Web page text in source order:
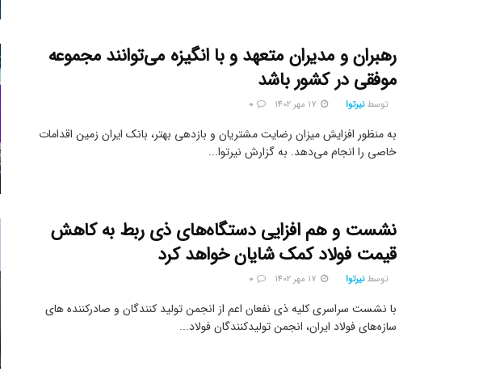
رهبران و مدیران متعهد و با انگیزه می‌توانند مجموعه
موفقی در کشور باشد
توسط نیرتوا
به منظور افزایش میزان رضایت مشتریان و بازدهی بهتر، بانک ایران زمین اقدامات
خاصی را انجام می‌دهد. به گزارش نیرتوا...
نشست و هم افزایی دستگاه‌های ذی ربط به کاهش
قیمت فولاد کمک شایان خواهد کرد
توسط نیرتوا
با نشست سراسری کلیه ذی نفعان اعم از انجمن تولید کنندگان و صادرکننده های
سازه‌های فولاد ایران، انجمن تولیدکنندگان فولاد...